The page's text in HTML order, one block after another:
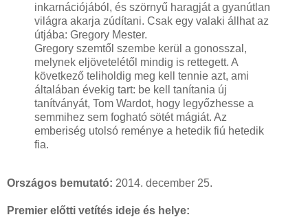
inkarnációjából, és szörnyű haragját a gyanútlan
világra akarja zúdítani. Csak egy valaki állhat az
útjába: Gregory Mester.
Gregory szemtől szembe kerül a gonosszal,
melynek eljövetelétől mindig is rettegett. A
következő teliholdig meg kell tennie azt, ami
általában évekig tart: be kell tanítania új
tanítványát, Tom Wardot, hogy legyőzhesse a
semmihez sem fogható sötét mágiát. Az
emberiség utolsó reménye a hetedik fiú hetedik
fia.
Országos bemutató: 2014. december 25.
Premier előtti vetítés ideje és helye: